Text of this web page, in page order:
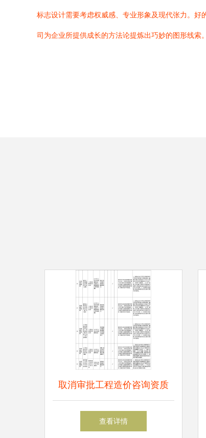
标志设计需要考虑权威感、专业形象及现代张力。
司为企业所提供成长的方法论提炼出巧妙的图形线索
取消审批工程造价咨询资质
市场放活与监管升级的平衡之
查看详情